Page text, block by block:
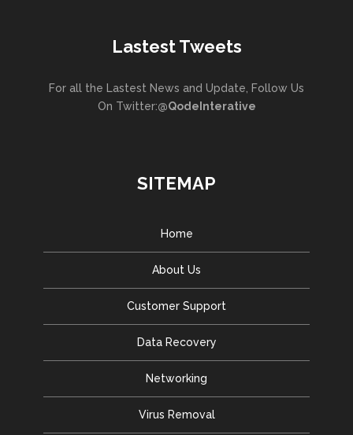
Lastest Tweets
For all the Lastest News and Update, Follow Us
On Twitter:@QodeInterative
SITEMAP
Home
About Us
Customer Support
Data Recovery
Networking
Virus Removal